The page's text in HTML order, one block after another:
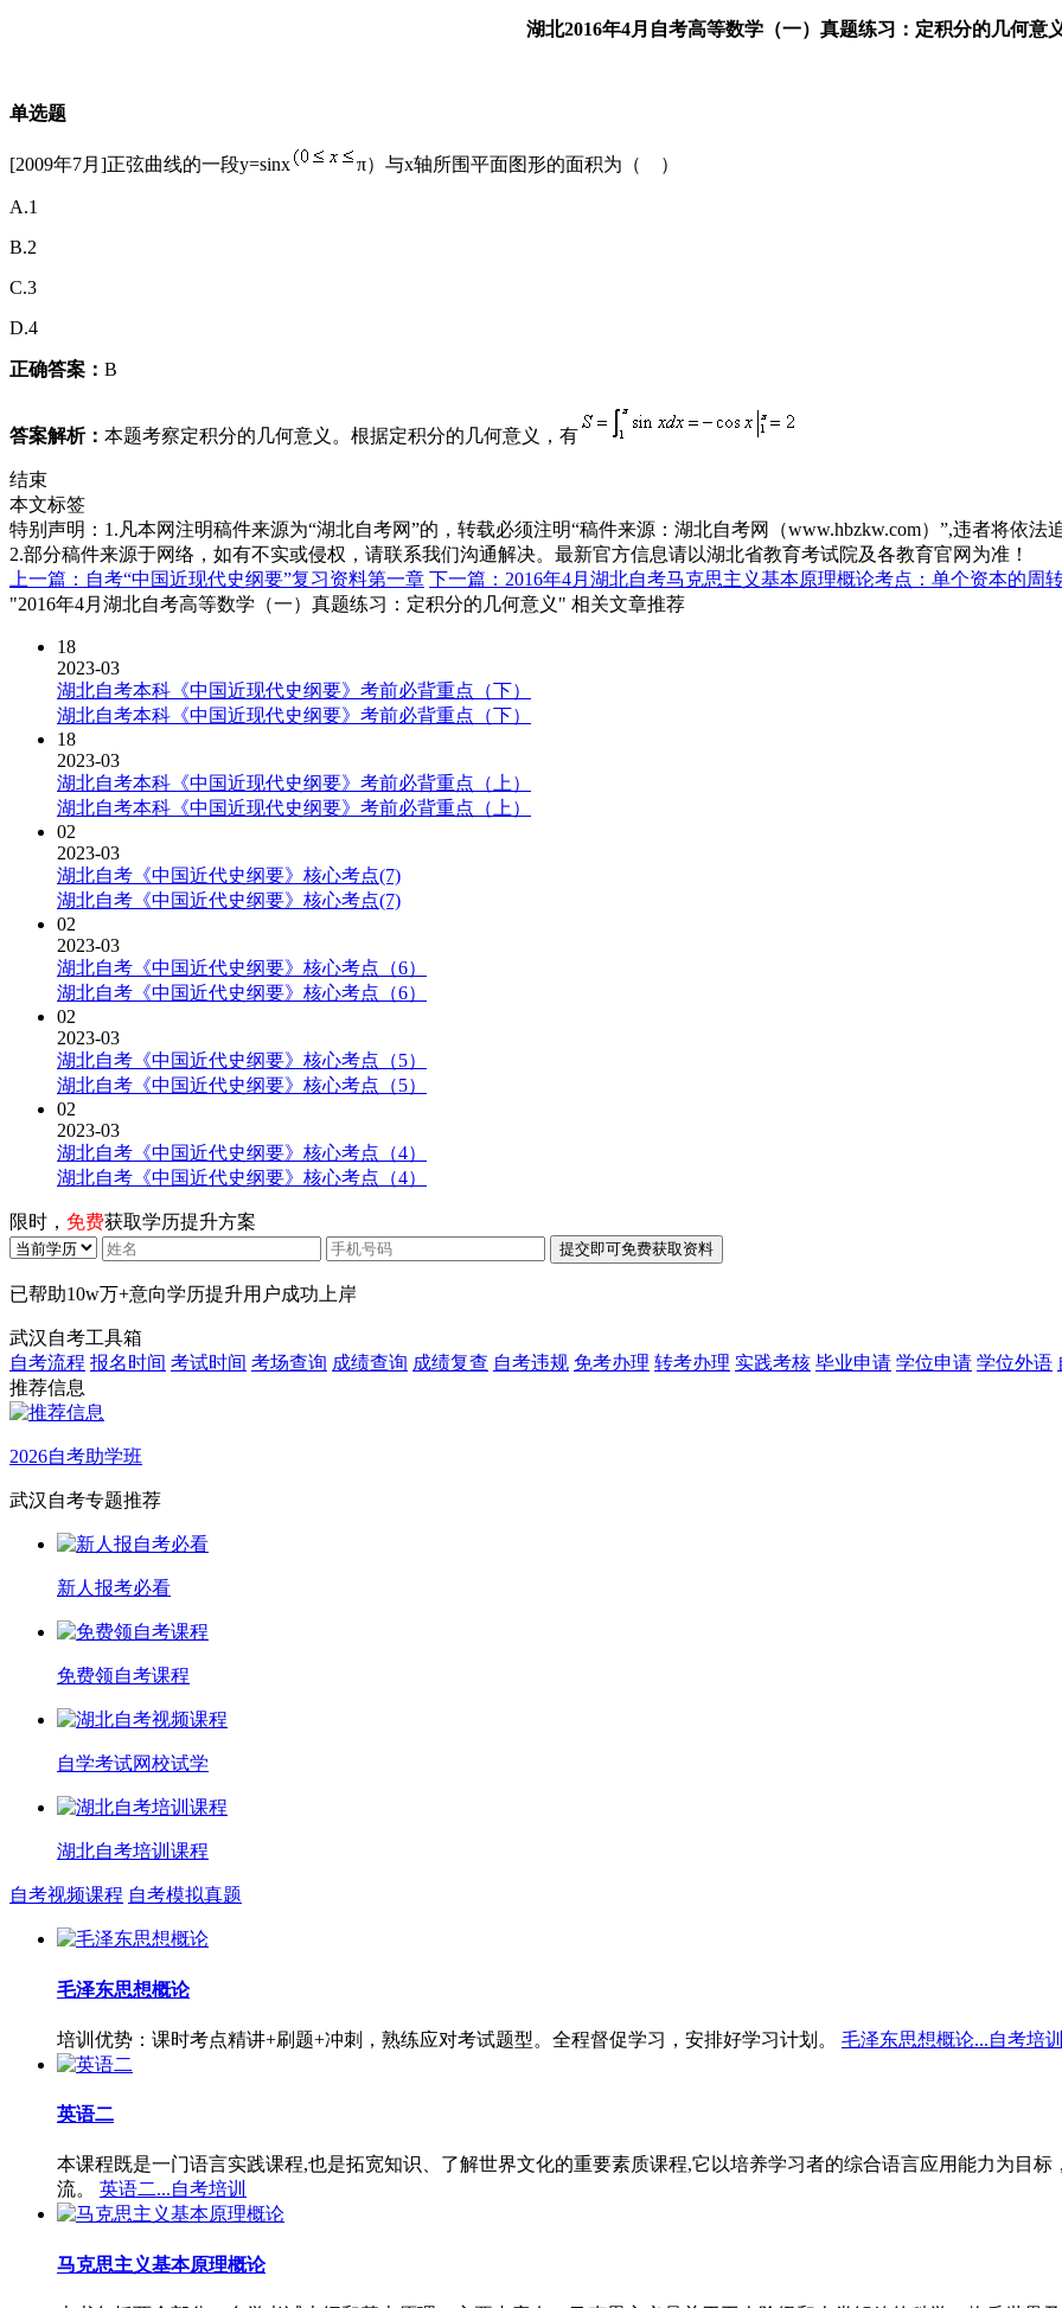
湖北2016年4月自考高等数学（一）真题练习：定积分的几何意
单选题
[2009年7月]正弦曲线的一段y=sinx π）与x轴所围平面图形的面积为（ ）
A.1
B.2
C.3
D.4
正确答案： B
答案解析： 本题考察定积分的几何意义。根据定积分的几何意义，有
结束
本文标签
特别声明：1.凡本网注明稿件来源为“湖北自考网”的，转载必须注明“稿件来源：湖北自考网（www.hbzkw.com）”,违者将依法
2.部分稿件来源于网络，如有不实或侵权，请联系我们沟通解决。最新官方信息请以湖北省教育考试院及各教育官网为准！
上一篇：自考“中国近现代史纲要”复习资料第一章 下一篇：2016年4月湖北自考马克思主义基本原理概论考点：单个资本的周
"2016年4月湖北自考高等数学（一）真题练习：定积分的几何意义" 相关文章推荐
18
2023-03
湖北自考本科《中国近现代史纲要》考前必背重点（下）
湖北自考本科《中国近现代史纲要》考前必背重点（下）
18
2023-03
湖北自考本科《中国近现代史纲要》考前必背重点（上）
湖北自考本科《中国近现代史纲要》考前必背重点（上）
02
2023-03
湖北自考《中国近代史纲要》核心考点(7)
湖北自考《中国近代史纲要》核心考点(7)
02
2023-03
湖北自考《中国近代史纲要》核心考点（6）
湖北自考《中国近代史纲要》核心考点（6）
02
2023-03
湖北自考《中国近代史纲要》核心考点（5）
湖北自考《中国近代史纲要》核心考点（5）
02
2023-03
湖北自考《中国近代史纲要》核心考点（4）
湖北自考《中国近代史纲要》核心考点（4）
限时， 免费获取学历提升方案
已帮助10w万+意向学历提升用户成功上岸
武汉自考工具箱
自考流程 报名时间 考试时间 考场查询 成绩查询 成绩复查 自考违规 免考办理 转考办理 实践考核 毕业申请 学位申请 学位外语
推荐信息
2026自考助学班
武汉自考专题推荐
新人报考必看
免费领自考课程
自学考试网校试学
湖北自考培训课程
自考视频课程 自考模拟真题
毛泽东思想概论
培训优势：课时考点精讲+刷题+冲刺，熟练应对考试题型。全程督促学习，安排好学习计划。 毛泽东思想概论...自考培
英语二
本课程既是一门语言实践课程,也是拓宽知识、了解世界文化的重要素质课程,它以培养学习者的综合语言应用能力为目
流。
英语二...自考培训
马克思主义基本原理概论